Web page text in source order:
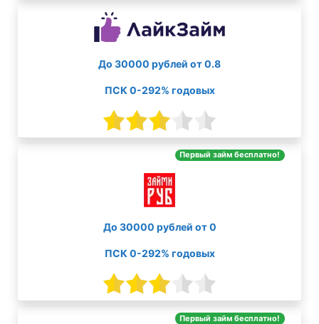
До 30000 рублей от 0.8
ПСК 0-292% годовых
Первый займ бесплатно!
До 30000 рублей от 0
ПСК 0-292% годовых
Первый займ бесплатно!